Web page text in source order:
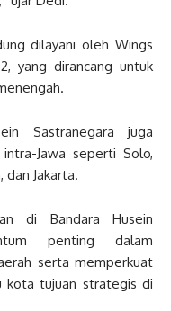
dilayani oleh Wings
yang dirancang untuk
Sastranegara juga
Jawa seperti Solo,
dan Jakarta.
di Bandara Husein
penting dalam
serta memperkuat
kota tujuan strategis di